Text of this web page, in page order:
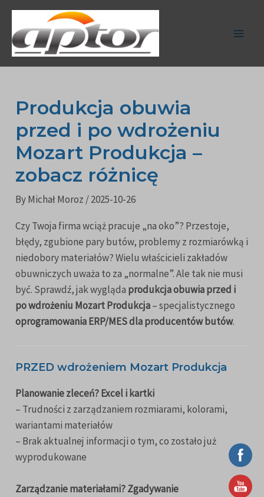
Skip
content
Produkcja obuwia
przed i po wdrożeniu
Mozart Produkcja –
zobacz różnicę
ByMichał Moroz /2025-10-26
Czy Twoja firma wciąż pracuje „na oko”? Przestoje,
błędy, zgubione pary butów, problemy z rozmiarówką i
niedobory materiałów? Wielu właścicieli zakładów
obuwniczych uważa to za „normalne”. Ale tak nie musi
być. Sprawdź, jak wygląda produkcja obuwia przed i
po wdrożeniu Mozart Produkcja– specjalistycznego
oprogramowania ERP/MES dla producentów butów.
PRZED wdrożeniem Mozart Produkcja
Planowanie zleceń? Excel i kartki
– Trudności z zarządzaniem rozmiarami, kolorami,
wariantami materiałów
– Brak aktualnej informacji o tym, co zostało już
wyprodukowane
Zarządzanie materiałami? Zgadywanie
Post
navigation